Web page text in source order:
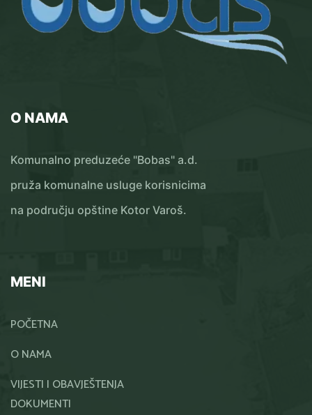
O NAMA
Komunalno preduzeće "Bobas" a.d.
pruža komunalne usluge korisnicima
na području opštine Kotor Varoš.
MENI
POČETNA
O NAMA
VIJESTI I OBAVJEŠTENJA
DOKUMENTI